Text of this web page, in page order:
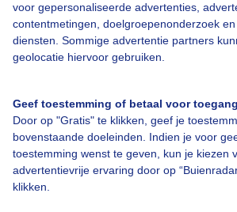
voor gepersonaliseerde advertenties,
contentmetingen, doelgroepenonderzoek
diensten. Sommige advertentie partners
geolocatie hiervoor gebruiken.
Geef toestemming of betaal voor toegang
Door op "Gratis" te klikken, geef je
bovenstaande doeleinden. Indien je voor
toestemming wenst te geven, kun je kiezen
advertentievrije ervaring door op
klikken.
Bedrijfsgegevens
Veelgestelde vragen